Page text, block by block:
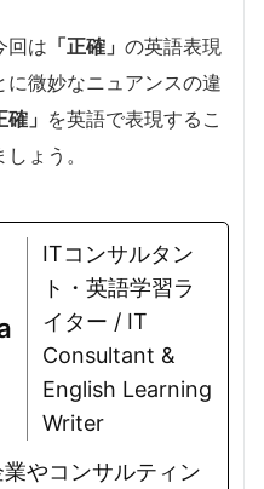
回は 「正確」 の英語表現
に微妙なニュアンスの違
確」 を英語で表現するこ
ょう。
ITコンサルタン
ト・英語学習ラ
イター / IT
Consultant &
English Learning
Writer
やコンサルティン